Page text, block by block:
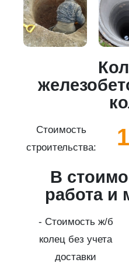
Стоимость
строительства:
В
работа и
- Стоимость ж/б
колец без учета
доставки